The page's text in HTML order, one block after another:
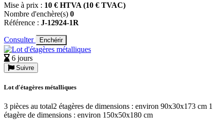
Mise à prix : 10 € HTVA (10 € TVAC)
Nombre d'enchère(s) 0
Référence : J-12924-1R
Consulter Enchérir
6 jours
Suivre
Lot d'étagères métalliques
3 pièces au total2 étagères de dimensions : environ 90x30x173 cm 1
étagère de dimensions : environ 150x50x180 cm